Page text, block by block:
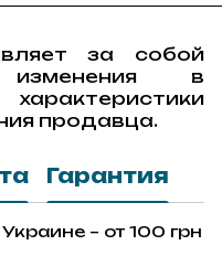
за собой
в
продавца.
Гарантия
– от 100 грн